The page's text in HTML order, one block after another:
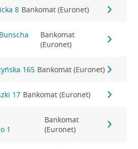
8 Bankomat (Euronet)
Bankomat
(Euronet)
165 Bankomat (Euronet)
17 Bankomat (Euronet)
1
Bankomat
(Euronet)